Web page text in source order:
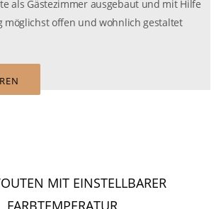
als Gästezimmer ausgebaut und mit Hilfe
möglichst offen und wohnlich gestaltet
MIT EINSTELLBARER
FARBTEMPERATUR